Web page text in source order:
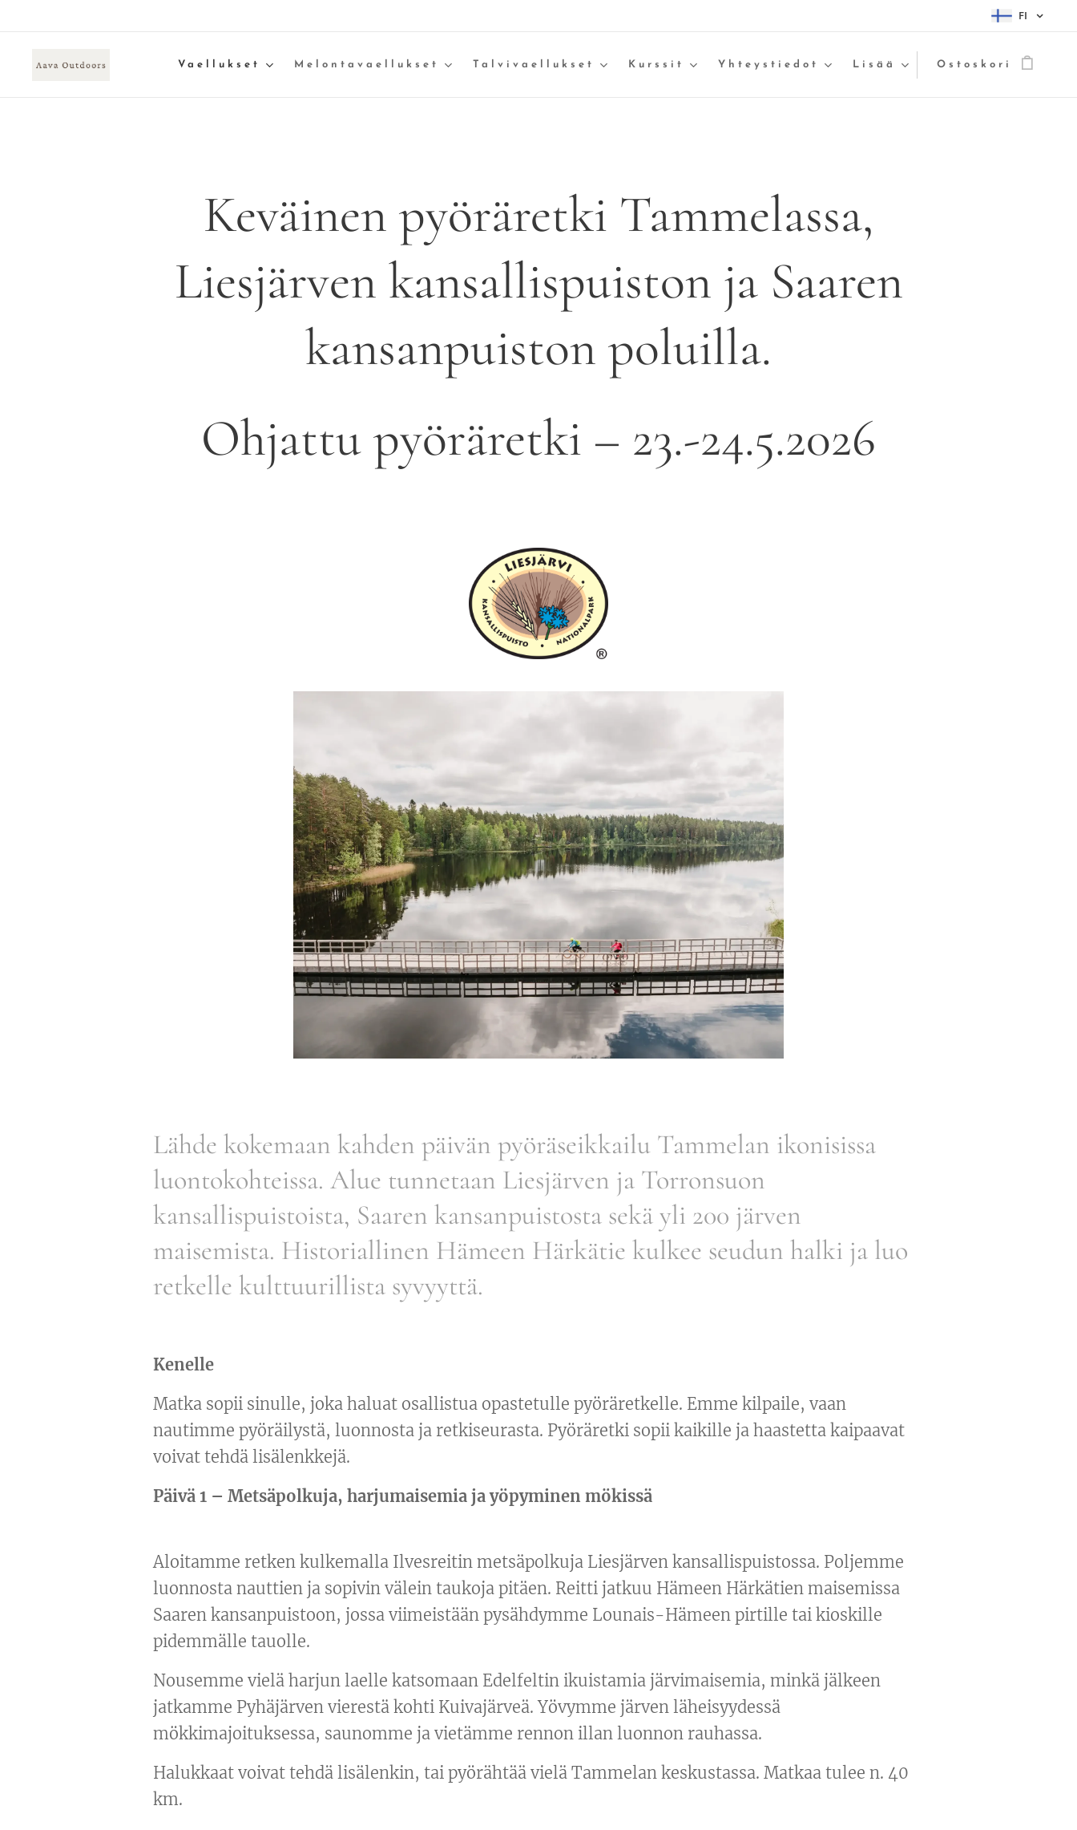
FI
Vaellukset Melontavaellukset Talvivaellukset Kurssit Yhteystiedot Lisää Ostoskori
Keväinen pyöräretki Tammelassa,
Liesjärven kansallispuiston ja Saaren
kansanpuiston poluilla.
Ohjattu pyöräretki – 23.-24.5.2026
Lähde kokemaan kahden päivän pyöräseikkailu Tammelan ikonisissa
luontokohteissa. Alue tunnetaan Liesjärven ja Torronsuon
kansallispuistoista, Saaren kansanpuistosta sekä yli 200 järven
maisemista. Historiallinen Hämeen Härkätie kulkee seudun halki ja luo
retkelle kulttuurillista syvyyttä.
Kenelle
Matka sopii sinulle, joka haluat osallistua opastetulle pyöräretkelle. Emme kilpaile, vaan
nautimme pyöräilystä, luonnosta ja retkiseurasta. Pyöräretki sopii kaikille ja haastetta kaipaavat
voivat tehdä lisälenkkejä.
Päivä 1 – Metsäpolkuja, harjumaisemia ja yöpyminen mökissä
Aloitamme retken kulkemalla Ilvesreitin metsäpolkuja Liesjärven kansallispuistossa. Poljemme
luonnosta nauttien ja sopivin välein taukoja pitäen. Reitti jatkuu Hämeen Härkätien maisemissa
Saaren kansanpuistoon, jossa viimeistään pysähdymme Lounais-Hämeen pirtille tai kioskille
pidemmälle tauolle.
Nousemme vielä harjun laelle katsomaan Edelfeltin ikuistamia järvimaisemia, minkä jälkeen
jatkamme Pyhäjärven vierestä kohti Kuivajärveä. Yövymme järven läheisyydessä
mökkimajoituksessa, saunomme ja vietämme rennon illan luonnon rauhassa.
Halukkaat voivat tehdä lisälenkin, tai pyörähtää vielä Tammelan keskustassa. Matkaa tulee n. 40
km.